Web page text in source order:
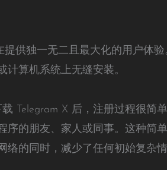
供独一无二且最大化的用户体
算机系统上无缝安装。
Telegram X 后，注册过程很简
的朋友、家人或同事。这种简
的同时，减少了任何初始复杂情